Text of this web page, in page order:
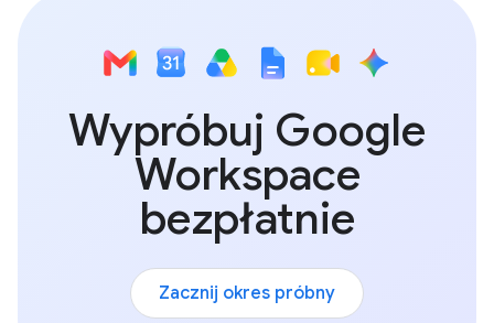
Wypróbuj Google
Workspace
bezpłatnie
Zacznij okres próbny